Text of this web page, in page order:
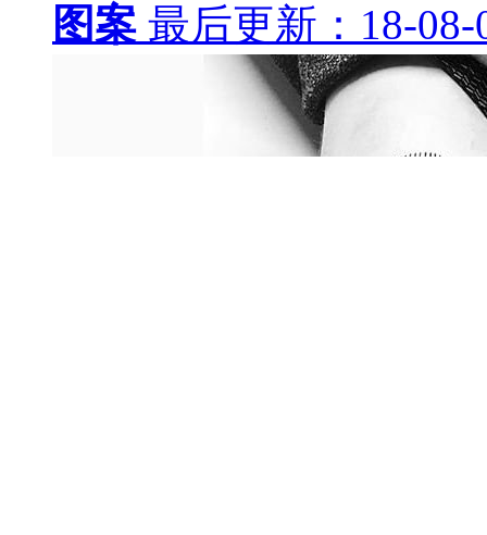
图案 最后更新：18-08-